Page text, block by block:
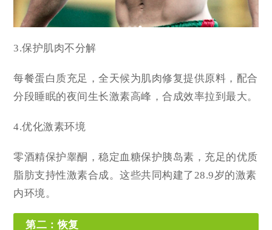
3.保护肌肉不分解
每餐蛋白质充足，全天候为肌肉修复提供原料，配合
分段睡眠的夜间生长激素高峰，合成效率拉到最大。
4.优化激素环境
零酒精保护睾酮，稳定血糖保护胰岛素，充足的优质
脂肪支持性激素合成。这些共同构建了28.9岁的激素
内环境。
第二：恢复